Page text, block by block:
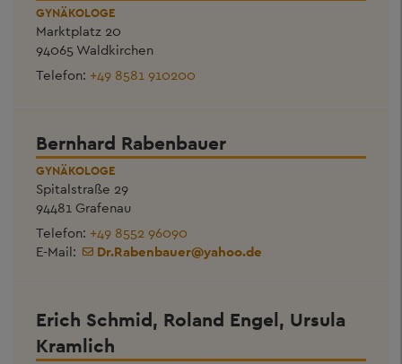
GYNÄKOLOGE
Marktplatz 20
94065 Waldkirchen
Telefon: +49 8581 910200
Bernhard Rabenbauer
GYNÄKOLOGE
Spitalstraße 29
94481 Grafenau
Telefon: +49 8552 96090
E-Mail:
Dr.Rabenbauer@yahoo.de
Erich Schmid, Roland Engel, Ursula
Kramlich